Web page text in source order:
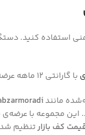
با گارانتی 12 ماهه عرضه می‌شود. برای مشاهده مدل‌های مشابه مانند
مانند
مجموعه با عرضه‌ی
کف بازارتنظیم